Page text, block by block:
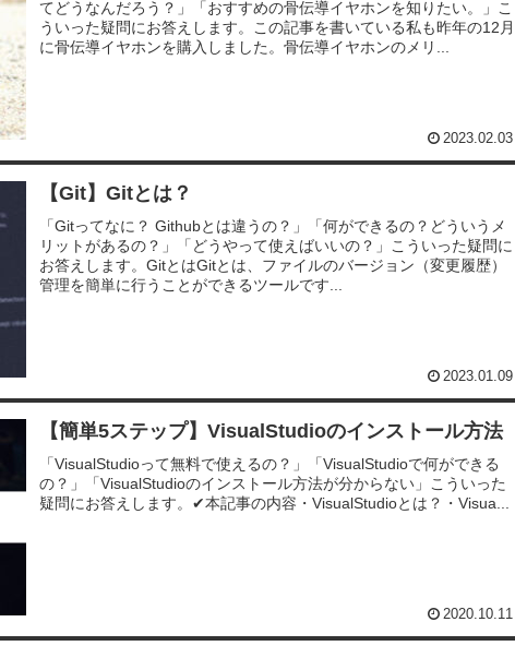
てどうなんだろう？」「おすすめの骨伝導イヤホンを知りたい。」こ
ういった疑問にお答えします。この記事を書いている私も昨年の12月
に骨伝導イヤホンを購入しました。骨伝導イヤホンのメリ...
2023.02.03
【Git】Gitとは？
「Gitってなに？ Githubとは違うの？」「何ができるの？どういうメ
リットがあるの？」「どうやって使えばいいの？」こういった疑問に
お答えします。GitとはGitとは、ファイルのバージョン（変更履歴）
管理を簡単に行うことができるツールです...
2023.01.09
【簡単5ステップ】VisualStudioのインストール方法
「VisualStudioって無料で使えるの？」「VisualStudioで何ができる
の？」「VisualStudioのインストール方法が分からない」こういった
疑問にお答えします。✔︎本記事の内容・VisualStudioとは？・Visua...
2020.10.11